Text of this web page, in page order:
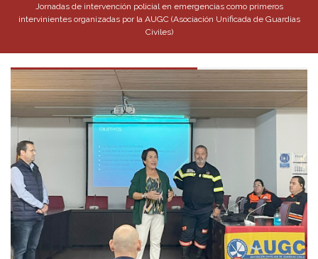
Jornadas de intervención policial en emergencias como primeros
intervinientes organizadas por la AUGC (Asociación Unificada de Guardias
Civiles)